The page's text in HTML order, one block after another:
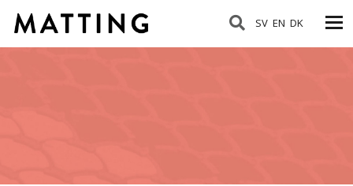
SV EN DK